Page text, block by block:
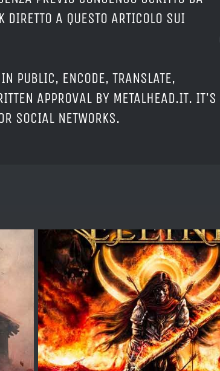
A QUESTO ARTICOLO SUI
PUBLIC, ENCODE, TRANSLATE,
APPROVAL BY METALHEAD.IT. IT'S
SOCIAL NETWORKS.